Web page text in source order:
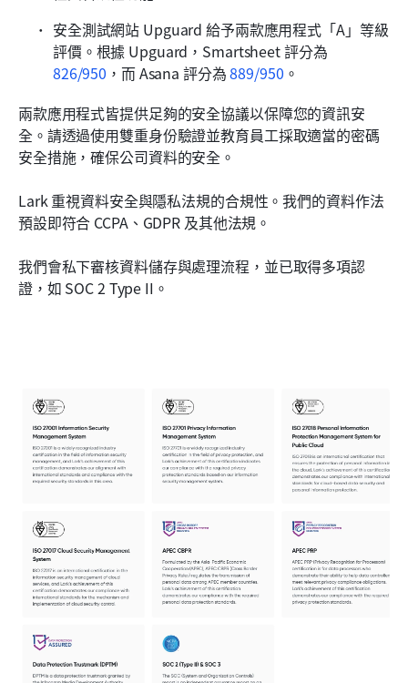
安全測試網站 Upguard 給予兩款應用程式「A」等級
826/950 ，而 Asana 評分為 889/950 。
兩款應用程式皆提供足夠的安全協議以保障您的資訊安
全。請透過使用雙重身份驗證並教育員工採取適當的密碼
安全措施，確保公司資料的安全。
Lark 重視資料安全與隱私法規的合規性。我們的資料作法
預設即符合 CCPA、GDPR 及其他法規。
我們會私下審核資料儲存與處理流程，並已取得多項認
證，如 SOC 2 Type II。